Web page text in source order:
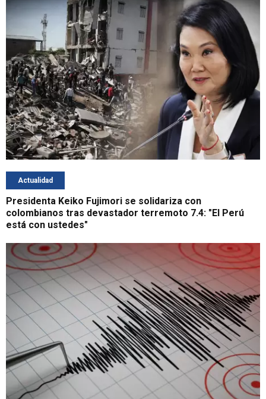
Actualidad
Presidenta Keiko Fujimori se solidariza con
colombianos tras devastador terremoto 7.4: "El Perú
está con ustedes"